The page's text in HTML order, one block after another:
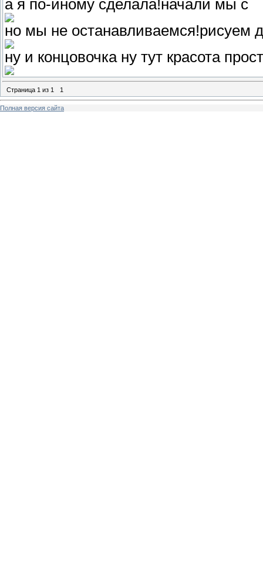
а я по-иному сделала!начали мы с
но мы не останавливаемся!рисуем
ну и концовочка ну тут красота
Страница 1 из 1 1
Полная версия сайта